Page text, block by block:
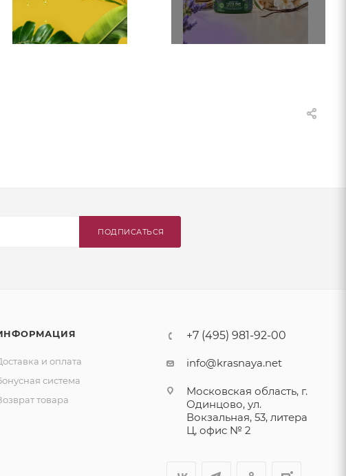
ПОДПИСАТЬСЯ
и оплата
система
товара
+7 (495) 981-92-00
info@krasnaya.net
Московская область, г.
Одинцово, ул.
Вокзальная, 53, литера
Ц, офис № 2